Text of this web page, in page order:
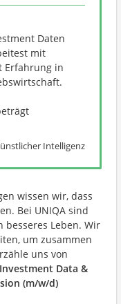
Daten
mit
Erfahrung in
Intelligenz
wissen wir, dass
Bei UNIQA sind
Leben. Wir
um zusammen
uns von
Investment Data &
(m/w/d)